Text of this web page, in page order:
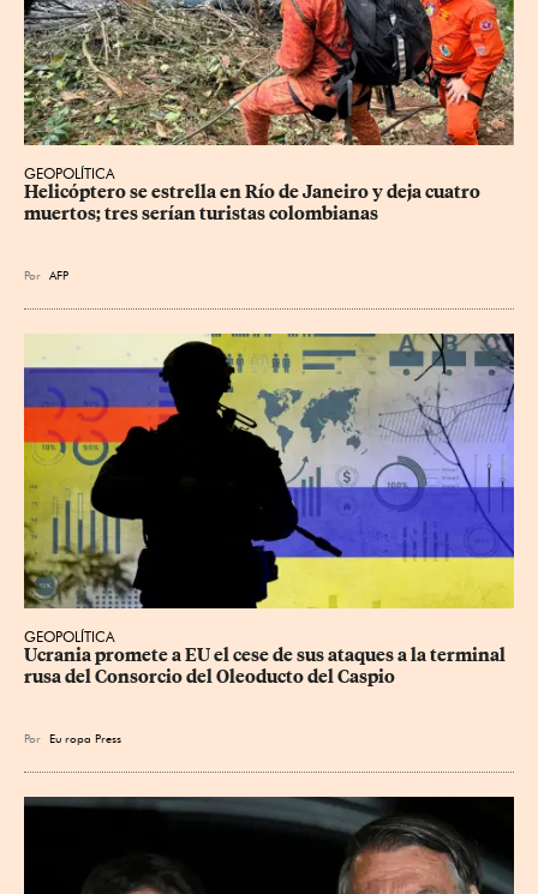
GEOPOLÍTICA
Helicóptero se estrella en Río de Janeiro y deja cuatro
muertos; tres serían turistas colombianas
Por AFP
GEOPOLÍTICA
Ucrania promete a EU el cese de sus ataques a la terminal
rusa del Consorcio del Oleoducto del Caspio
Por Eu ropa Press